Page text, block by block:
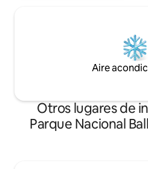
Aire
Otros lugares de
Parque Nacional